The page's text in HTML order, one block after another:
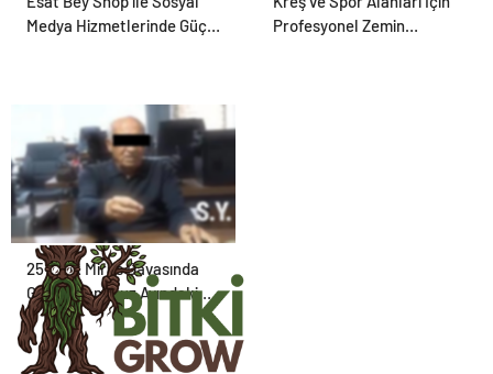
Medya Hizmetlerinde Güçlü
Profesyonel Zemin
25 Yıllık Miras Davasında
Gözler Temmuz Ayındaki
Karar Duruşmasına Çevrildi